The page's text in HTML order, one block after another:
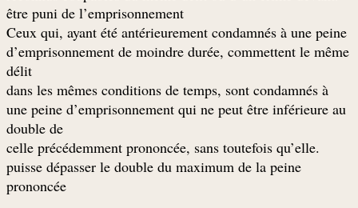
être puni de l’emprisonnement
Ceux qui, ayant été antérieurement condamnés à une peine
d’emprisonnement de moindre durée, commettent le même
délit
dans les mêmes conditions de temps, sont condamnés à
une peine d’emprisonnement qui ne peut être inférieure au
double de
.celle précédemment prononcée, sans toutefois qu’elle
puisse dépasser le double du maximum de la peine
prononcée